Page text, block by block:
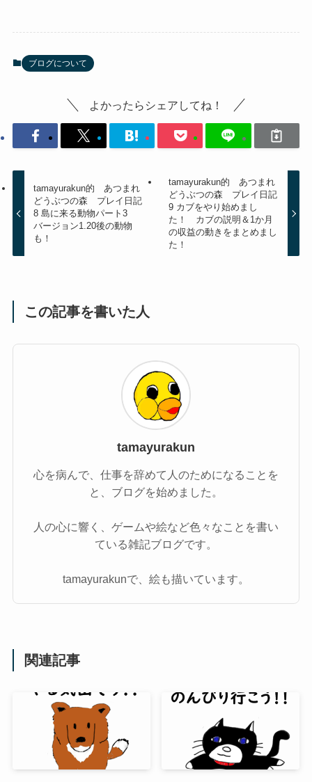
ブログについて
よかったらシェアしてね！
tamayurakun的 あつまれ
どうぶつの森 プレイ日記
8 島に来る動物パート3
バージョン1.20後の動物
も！
tamayurakun的 あつまれ
どうぶつの森 プレイ日記
9 カブをやり始めまし
た！ カブの説明＆1か月
の収益の動きをまとめまし
た！
この記事を書いた人
tamayurakun
心を病んで、仕事を辞めて人のためになることを
と、ブログを始めました。
人の心に響く、ゲームや絵など色々なことを書い
ている雑記ブログです。
tamayurakunで、絵も描いています。
関連記事